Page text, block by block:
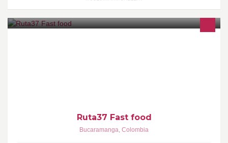
Ruta37 Fast food
Bucaramanga, Colombia